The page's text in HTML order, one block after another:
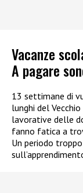
Vacanze
A pagare
13 settimane di
lunghi del
lavorative delle
fanno fatica a
Un periodo